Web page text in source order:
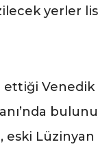
yerler
ettiği
Lüzinyan